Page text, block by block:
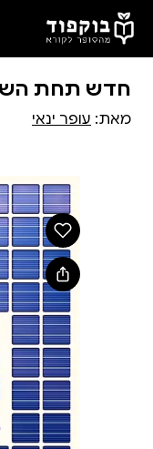
דלג לתוכן הראשי
חדש תחת
מאת: עופר ינאי